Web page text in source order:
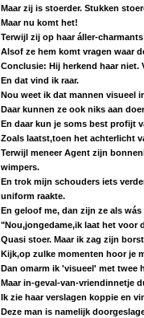
Maar zij is stoerder. Stukken
Maar nu komt het!
Terwijl zij op haar áller-
Alsof ze hem komt vragen waar
Conclusie: Hij herkend haar niet.
En dat vind ik raar.
Nou weet ik dat mannen visueel
Daar kunnen ze ook niks aan
En daar kun je soms best profijt
Zoals laatst,toen het achterlicht
Terwijl meneer Agent zijn
wimpers.
En trok mijn schouders iets
uniform raakte.
En geloof me, dan zijn ze als
"Nou,jongedame,ik laat het voor
Quasi stoer. Maar ik zag zijn
Kijk,op zulke momenten hoor je
Dan omarm ik 'visueel' met twee
Maar in-geval-van-vriendinnetje
Ik zie haar verslagen koppie en
Deze man is namelijk